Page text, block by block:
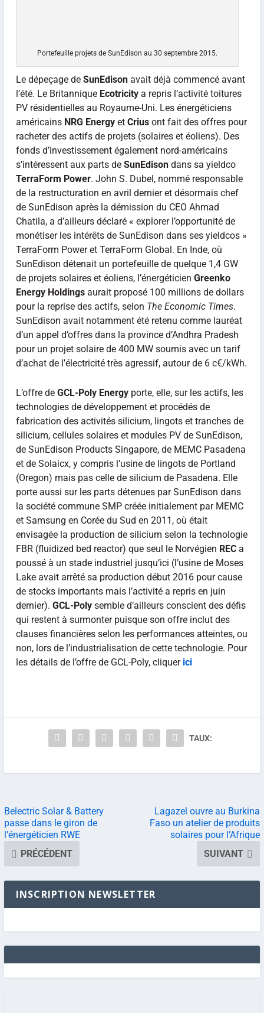
Portefeuille projets de SunEdison au 30 septembre 2015.
Le dépeçage de SunEdisonavait déjà commencé avant
l’été. Le Britannique Ecotricitya repris l’activité toitures
PV résidentielles au Royaume-Uni. Les énergéticiens
américains NRG Energyet Criusont fait des offres pour
racheter des actifs de projets (solaires et éoliens). Des
fonds d’investissement également nord-américains
s’intéressent aux parts de SunEdisondans sa yieldco
TerraForm Power. John S. Dubel, nommé responsable
de la restructuration en avril dernier et désormais chef
de SunEdison après la démission du CEO Ahmad
Chatila, a d’ailleurs déclaré « explorer l’opportunité de
monétiser les intérêts de SunEdison dans ses yieldcos »
TerraForm Power et TerraForm Global. En Inde, où
SunEdison détenait un portefeuille de quelque 1,4 GW
de projets solaires et éoliens, l’énergéticien Greenko
Energy Holdingsaurait proposé 100 millions de dollars
pour la reprise des actifs, selon The Economic Times.
SunEdison avait notamment été retenu comme lauréat
d’un appel d’offres dans la province d’Andhra Pradesh
pour un projet solaire de 400 MW soumis avec un tarif
d’achat de l’électricité très agressif, autour de 6 c€/kWh.
L’offre de GCL-Poly Energyporte, elle, sur les actifs, les
technologies de développement et procédés de
fabrication des activités silicium, lingots et tranches de
silicium, cellules solaires et modules PV de SunEdison,
de SunEdison Products Singapore, de MEMC Pasadena
et de Solaicx, y compris l’usine de lingots de Portland
(Oregon) mais pas celle de silicium de Pasadena. Elle
porte aussi sur les parts détenues par SunEdison dans
la société commune SMP créée initialement par MEMC
et Samsung en Corée du Sud en 2011, où était
envisagée la production de silicium selon la technologie
FBR (fluidized bed reactor) que seul le Norvégien RECa
poussé à un stade industriel jusqu’ici (l’usine de Moses
Lake avait arrêté sa production début 2016 pour cause
de stocks importants mais l’activité a repris en juin
dernier). GCL-Polysemble d’ailleurs conscient des défis
qui restent à surmonter puisque son offre inclut des
clauses financières selon les performances atteintes, ou
non, lors de l’industrialisation de cette technologie. Pour
les détails de l’offre de GCL-Poly, cliquer ici
TAUX:
Belectric Solar & Battery
passe dans le giron de
l’énergéticien RWE
PRÉCÉDENT
Lagazel ouvre au Burkina
Faso un atelier de produits
solaires pour l’Afrique
SUIVANT
INSCRIPTION NEWSLETTER